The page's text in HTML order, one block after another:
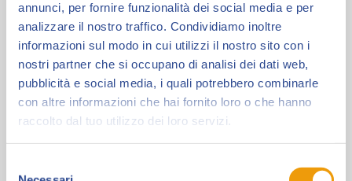
annunci, per fornire funzionalità dei social media e per
analizzare il nostro traffico. Condividiamo inoltre
informazioni sul modo in cui utilizzi il nostro sito con i
nostri partner che si occupano di analisi dei dati web,
pubblicità e social media, i quali potrebbero combinarle
con altre informazioni che hai fornito loro o che hanno
raccolto dal tuo utilizzo dei loro servizi.
Kleiner Flug
KLEINER FLUG (Piccolo Volo), è una casa editrice
che propone, con le sue collane, di far